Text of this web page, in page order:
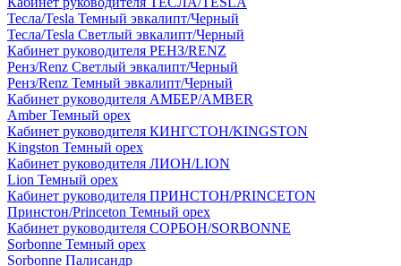
Тесла/Tesla Темный эвкалипт/Черный
Тесла/Tesla Светлый эвкалипт/Черный
Кабинет руководителя РЕНЗ/RENZ
Ренз/Renz Светлый эвкалипт/Черный
Ренз/Renz Темный эвкалипт/Черный
Кабинет руководителя АМБЕР/AMBER
Amber Темный орех
Кабинет руководителя КИНГСТОН/KINGSTON
Kingston Темный орех
Кабинет руководителя ЛИОН/LION
Lion Темный орех
Кабинет руководителя ПРИНСТОН/PRINCETON
Принстон/Princeton Темный орех
Кабинет руководителя СОРБОН/SORBONNE
Sorbonne Темный орех
Sorbonne Палисандр